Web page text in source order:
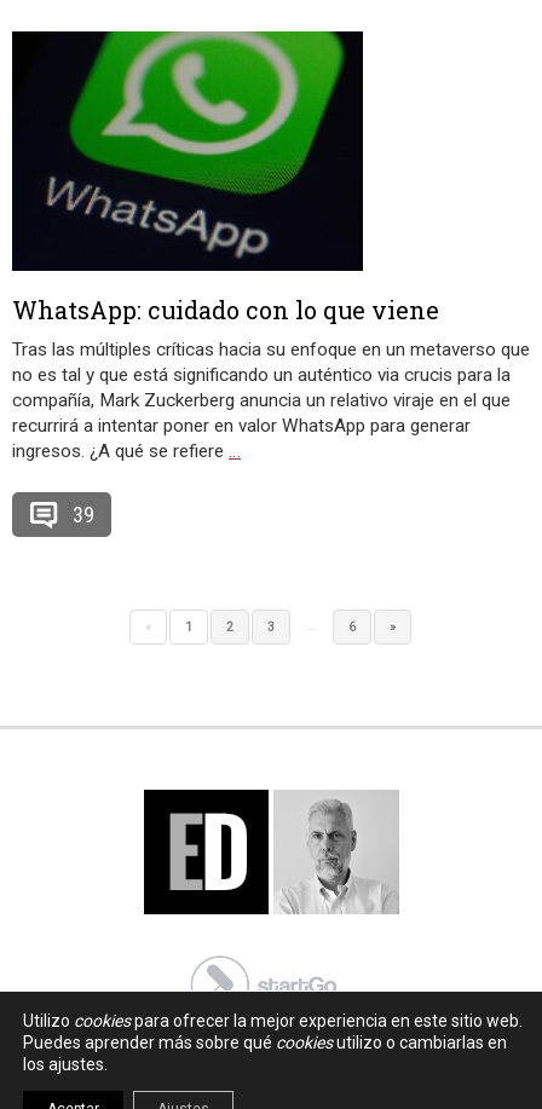
WhatsApp: cuidado con lo que viene
Tras las múltiples críticas hacia su enfoque en un metaverso que
no es tal y que está significando un auténtico via crucis para la
compañía, Mark Zuckerberg anuncia un relativo viraje en el que
recurrirá a intentar poner en valor WhatsApp para generar
ingresos. ¿A qué se refiere …
39
« 1 2 3 … 6 »
Utilizo cookiespara ofrecer la mejor experiencia en este sitio web.
Puedes aprender más sobre qué cookiesutilizo o cambiarlas en
los ajustes.